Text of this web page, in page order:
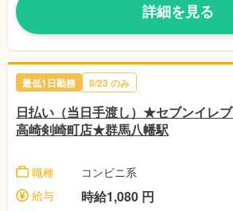
詳細を見る
最低1日勤務 8/23 のみ
日払い（当日手渡し）★セブンイレブ
高崎剣崎町店★群馬八幡駅
職種
コンビニ系
給与
時給1,080 円